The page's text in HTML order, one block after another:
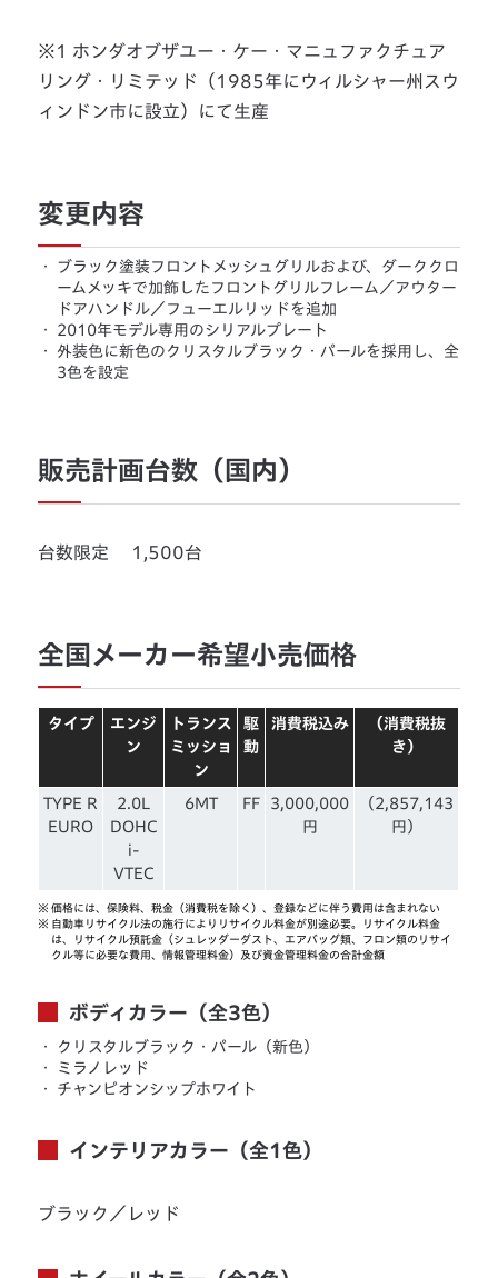
※1 ホンダオブザユー・ケー・マニュファクチュア
リング・リミテッド（1985年にウィルシャー州スウ
ィンドン市に設立）にて生産
変更内容
・
ブラック塗装フロントメッシュグリルおよび、ダーククロ
ームメッキで加飾したフロントグリルフレーム／アウター
ドアハンドル／フューエルリッドを追加
・
2010年モデル専用のシリアルプレート
・
外装色に新色のクリスタルブラック・パールを採用し、全
3色を設定
販売計画台数（国内）
台数限定 1,500台
全国メーカー希望小売価格
タイプ
エンジ
ン
トランス
ミッショ
ン
駆
動
消費税込み
（消費税抜
き）
TYPE R
EURO
2.0L
DOHC
i-
VTEC
6MT FF
3,000,000
円
（2,857,143
円）
※ 価格には、保険料、税金（消費税を除く）、登録などに伴う費用は含まれない
※ 自動車リサイクル法の施行によりリサイクル料金が別途必要。リサイクル料金
は、リサイクル預託金（シュレッダーダスト、エアバッグ類、フロン類のリサイ
クル等に必要な費用、情報管理料金）及び資金管理料金の合計金額
ボディカラー（全3色）
・
クリスタルブラック・パール（新色）
・
ミラノレッド
・
チャンピオンシップホワイト
インテリアカラー（全1色）
ブラック／レッド